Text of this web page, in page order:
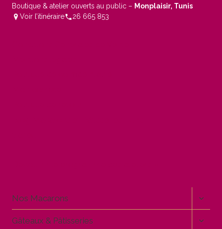
Boutique & atelier ouverts au public – Monplaisir, Tunis
Voir l’itinéraire
26 665 853
Nos Macarons
Gâteaux & Pâtisseries